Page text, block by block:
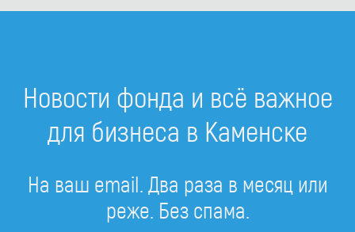
Новости фонда и всё важное
для бизнеса в Каменске
На ваш email. Два раза в месяц или
реже. Без спама.